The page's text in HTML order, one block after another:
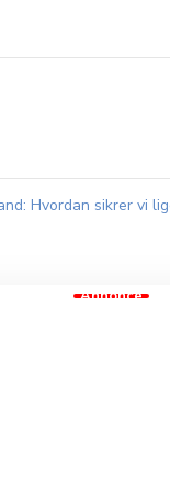
Hvordan sikrer vi
Annonce